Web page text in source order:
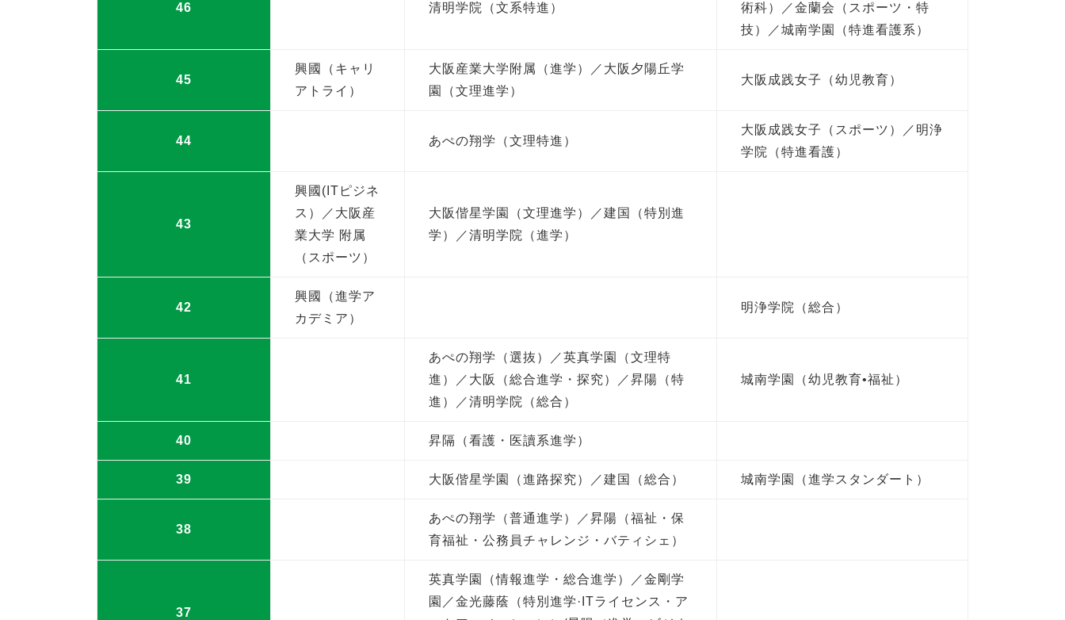
46 清明学院（文系特進）
術科）／金蘭会（スポーツ・特
技）／城南学園（特進看護系）
45
興國（キャリ
アトライ）
大阪産業大学附属（進学）／大阪夕陽丘学
園（文理進学）
大阪成践女子（幼児教育）
44 あぺの翔学（文理特進）
大阪成践女子（スポーツ）／明浄
学院（特進看護）
43
興國(ITピジネ
ス）／大阪産
業大学 附属
（スポーツ）
大阪偕星学園（文理進学）／建国（特別進
学）／清明学院（進学）
42
興國（進学ア
カデミア）
明浄学院（総合）
41
あぺの翔学（選抜）／英真学園（文理特
進）／大阪（総合進学・探究）／昇陽（特
進）／清明学院（総合）
城南学園（幼児教育•福祉）
40 昇隔（看護・医讀系進学）
39 大阪偕星学園（進路探究）／建国（総合） 城南学園（進学スタンダート）
38
あぺの翔学（普通進学）／昇陽（福祉・保
育福祉・公務員チャレンジ・バティシェ）
37
英真学園（情報進学・総合進学）／金剛学
園／金光藤蔭（特別進学·ITライセンス・ア